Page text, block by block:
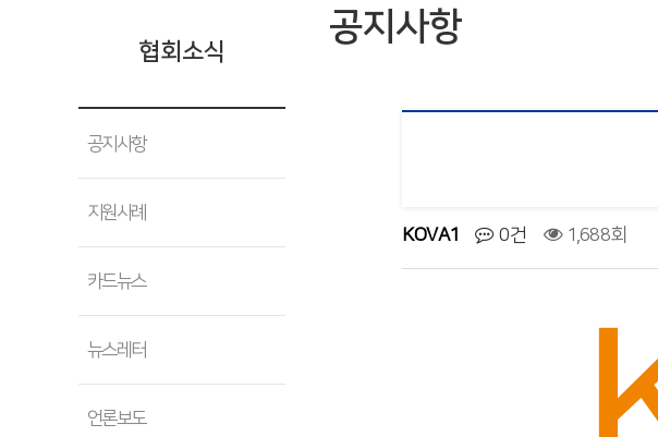
협회소식
공지사항
지원사례
카드뉴스
뉴스레터
언론보도
공지사항
KOVA1 0건 1,688회